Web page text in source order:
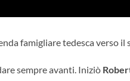
famigliare tedesca verso il
sempre avanti. Iniziò